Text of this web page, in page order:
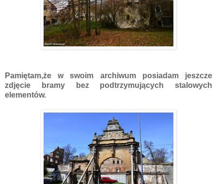
Pamiętam,że w swoim archiwum posiadam jeszcze
zdjęcie bramy bez podtrzymujących stalowych
elementów.